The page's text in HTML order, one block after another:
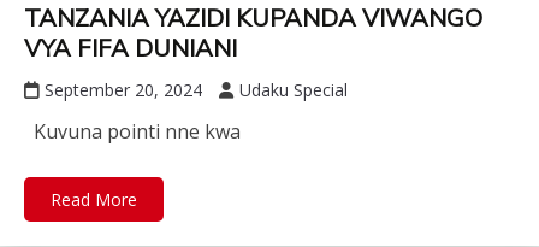
TANZANIA YAZIDI KUPANDA VIWANGO
VYA FIFA DUNIANI
September 20, 2024 Udaku Special
Kuvuna pointi nne kwa
Read More